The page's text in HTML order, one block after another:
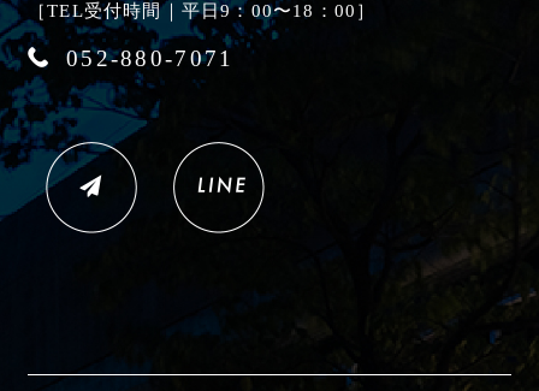
［TEL受付時間｜平日9：00〜18：00］
052-880-7071